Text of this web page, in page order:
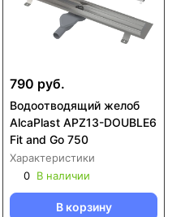
790 руб.
Водоотводящий желоб
AlcaPlast APZ13-DOUBLE6
Fit and Go 750
Характеристики
0 В наличии
В корзину